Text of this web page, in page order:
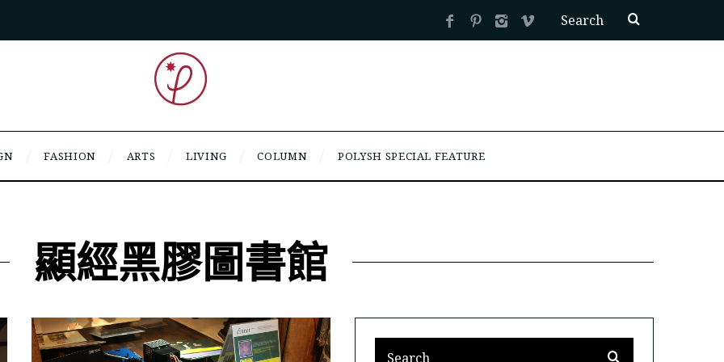
FASHION ARTS LIVING COLUMN POLYSH SPECIAL FEATURE
顯經黑膠圖書館